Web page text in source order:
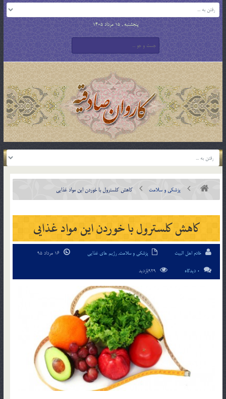
پنجشنبه , 15 مرداد 1405
پزشکی و سلامت کاهش کلسترول با خوردن این مواد غذایی
کاهش کلسترول با خوردن این مواد غذایی
خادم اهل البیت پزشکی و سلامت,رژیم های غذایی
0 دیدگاه